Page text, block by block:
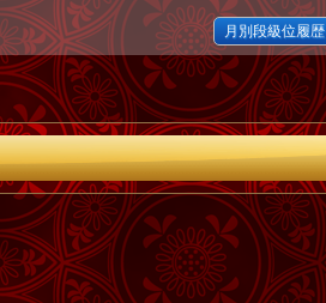
月別段級位履歴